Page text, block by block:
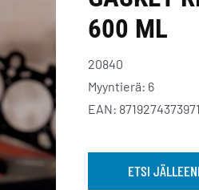
600 ML
20840
Myyntierä: 6
EAN: 8719274373971
ETSI